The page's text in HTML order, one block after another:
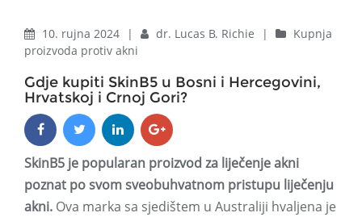
10. rujna 2024 | dr. Lucas B. Richie |
Kupnja
proizvoda protiv akni
Gdje kupiti SkinB5 u Bosni i Hercegovini,
Hrvatskoj i Crnoj Gori?
SkinB5 je popularan proizvod za liječenje akni
poznat po svom sveobuhvatnom pristupu liječenju
akni. Ova marka sa sjedištem u Australiji hvaljena je